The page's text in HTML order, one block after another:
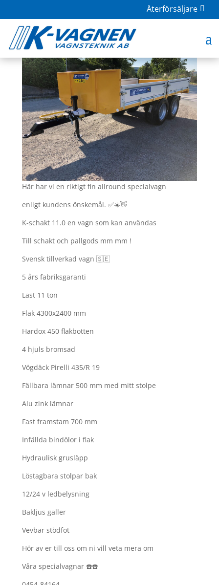
Återförsäljare
K-schakt 11.0 specialvagn
jul 11, 2022|Dumpervagn
Här har vi en riktigt fin allround specialvagn
enligt kundens önskemål. ✅☀️👋
K-schakt 11.0 en vagn som kan användas
Till schakt och pallgods mm mm !
Svensk tillverkad vagn 🇸🇪
5 års fabriksgaranti
Last 11 ton
Flak 4300x2400 mm
Hardox 450 flakbotten
4 hjuls bromsad
Vögdäck Pirelli 435/R 19
Fällbara lämnar 500 mm med mitt stolpe
Alu zink lämnar
Fast framstam 700 mm
Infällda bindölor i flak
Hydraulisk grusläpp
Löstagbara stolpar bak
12/24 v ledbelysning
Bakljus galler
Vevbar stödfot
Hör av er till oss om ni vill veta mera om
Våra specialvagnar ☎️☎️